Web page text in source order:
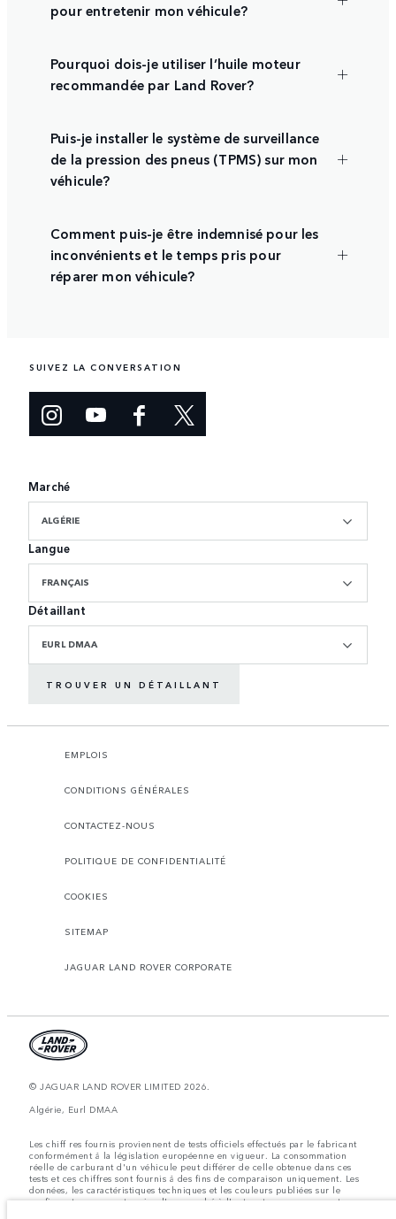
pour entretenir mon véhicule?
Pourquoi dois-je utiliser l’huile moteur
recommandée par Land Rover?
Puis-je installer le système de surveillance
de la pression des pneus (TPMS) sur mon
véhicule?
Comment puis-je être indemnisé pour les
inconvénients et le temps pris pour
réparer mon véhicule?
SUIVEZ LA CONVERSATION
Marché
ALGÉRIE
Langue
FRANÇAIS
Détaillant
EURL DMAA
TROUVER UN DÉTAILLANT
EMPLOIS
CONDITIONS GÉNÉRALES
CONTACTEZ-NOUS
POLITIQUE DE CONFIDENTIALITÉ
COOKIES
SITEMAP
JAGUAR LAND ROVER CORPORATE
© JAGUAR LAND ROVER LIMITED 2026.
Algérie, Eurl DMAA
Les chiff res fournis proviennent de tests officiels effectués par le fabricant
conformément å la législation européenne en vigueur. La consommation
réelle de carburant d'un véhicule peut différer de celle obtenue dans ces
tests et ces chiffres sont fournis å des fins de comparaison uniquement. Les
données, les caractéristiques techniques et les couleurs publiées sur le
configurateur peuvent varier d'un marché à l'autre et ne comprennent pas